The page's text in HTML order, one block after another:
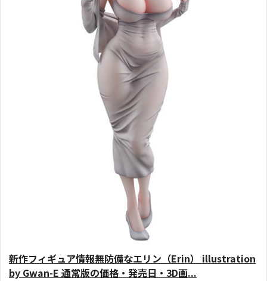
新作フィギュア情報無防備なエリン（Erin） illustration
by Gwan-E 通常版の価格・発売日・3D画...